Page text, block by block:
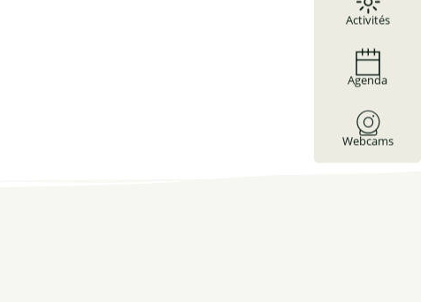
Activités
Agenda
Webcams